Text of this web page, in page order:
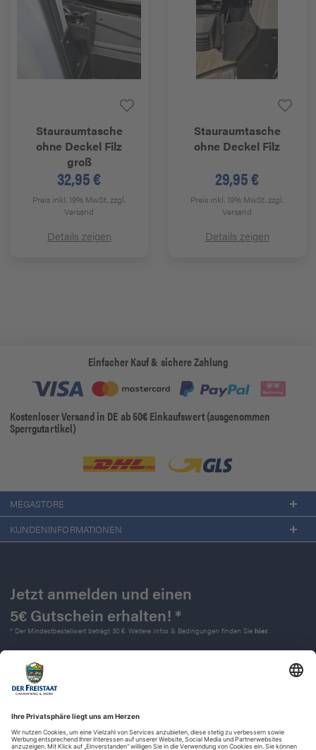
Stauraumtasche
ohne Deckel Filz
groß
32,95 €
Preis inkl. 19% MwSt.zzgl.
Versand
Details zeigen
Stauraumtasche
ohne Deckel Filz
29,95 €
Preis inkl. 19% MwSt.zzgl.
Versand
Details zeigen
Einfacher Kauf & sichere Zahlung
Kostenloser Versand in DE ab 50€ Einkaufswert (ausgenommen
Sperrgutartikel)
MEGASTORE
KUNDENINFORMATIONEN
Jetzt anmelden und einen
5€ Gutschein erhalten! *
* Der Mindestbestellwert beträgt 30 €. Weitere Infos & Bedingungen finden Sie hier.